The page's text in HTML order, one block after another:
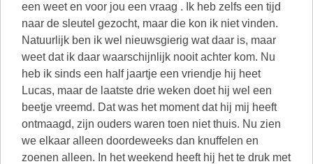
een weet en voor jou een vraag . Ik heb zelfs een tijd
naar de sleutel gezocht, maar die kon ik niet vinden.
Natuurlijk ben ik wel nieuwsgierig wat daar is, maar
weet dat ik daar waarschijnlijk nooit achter kom. Nu
heb ik sinds een half jaartje een vriendje hij heet
Lucas, maar de laatste drie weken doet hij wel een
beetje vreemd. Dat was het moment dat hij mij heeft
ontmaagd, zijn ouders waren toen niet thuis. Nu zien
we elkaar alleen doordeweeks dan knuffelen en
zoenen alleen. In het weekend heeft hij het te druk met